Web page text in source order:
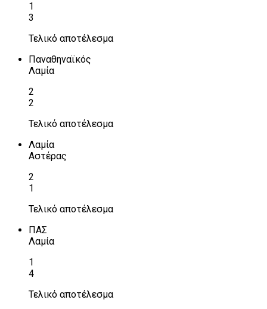
1
3
Τελικό αποτέλεσμα
Παναθηναϊκός
Λαμία
2
2
Τελικό αποτέλεσμα
Λαμία
Αστέρας
2
1
Τελικό αποτέλεσμα
ΠΑΣ
Λαμία
1
4
Τελικό αποτέλεσμα